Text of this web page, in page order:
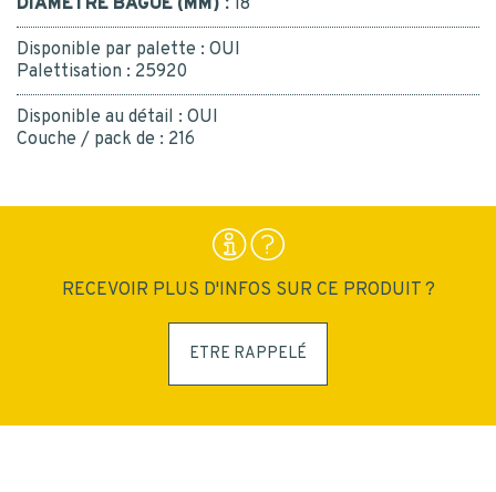
trimestrielle et restez en veille
des innovations des acteurs du
transmettre vos informations à
d'autres sociétés.
Disponible par palette : OUI
Palettisation : 25920
Disponible au détail : OUI
Couche / pack de : 216
RECEVOIR PLUS D'INFOS SUR CE PRODUIT ?
ETRE RAPPELÉ
ENVOYER